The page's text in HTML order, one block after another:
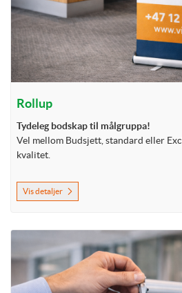
Rollup
Tydeleg bodskap til målgruppa!
Vel mellom Budsjett, standard eller
kvalitet.
Vis detaljer